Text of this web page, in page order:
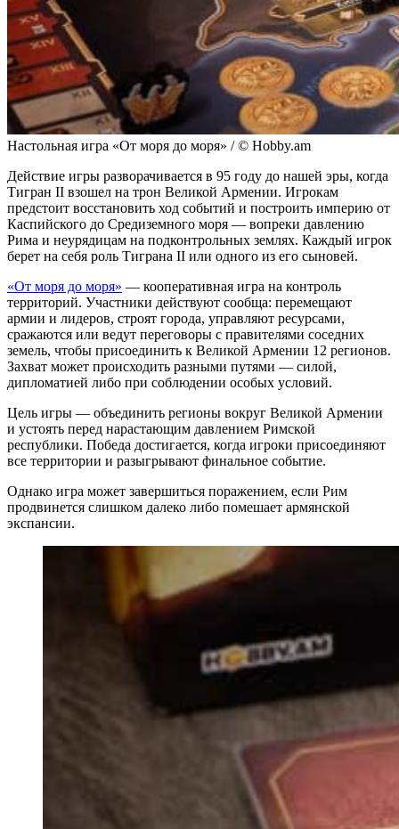
Настольная игра «От моря до моря» / © Hobby.am
Действие игры разворачивается в 95 году до нашей эры, когда
Тигран II взошел на трон Великой Армении. Игрокам
предстоит восстановить ход событий и построить империю от
Каспийского до Средиземного моря — вопреки давлению
Рима и неурядицам на подконтрольных землях. Каждый игрок
берет на себя роль Тиграна II или одного из его сыновей.
«От моря до моря» — кооперативная игра на контроль
территорий. Участники действуют сообща: перемещают
армии и лидеров, строят города, управляют ресурсами,
сражаются или ведут переговоры с правителями соседних
земель, чтобы присоединить к Великой Армении 12 регионов.
Захват может происходить разными путями — силой,
дипломатией либо при соблюдении особых условий.
Цель игры — объединить регионы вокруг Великой Армении
и устоять перед нарастающим давлением Римской
республики. Победа достигается, когда игроки присоединяют
все территории и разыгрывают финальное событие.
Однако игра может завершиться поражением, если Рим
продвинется слишком далеко либо помешает армянской
экспансии.